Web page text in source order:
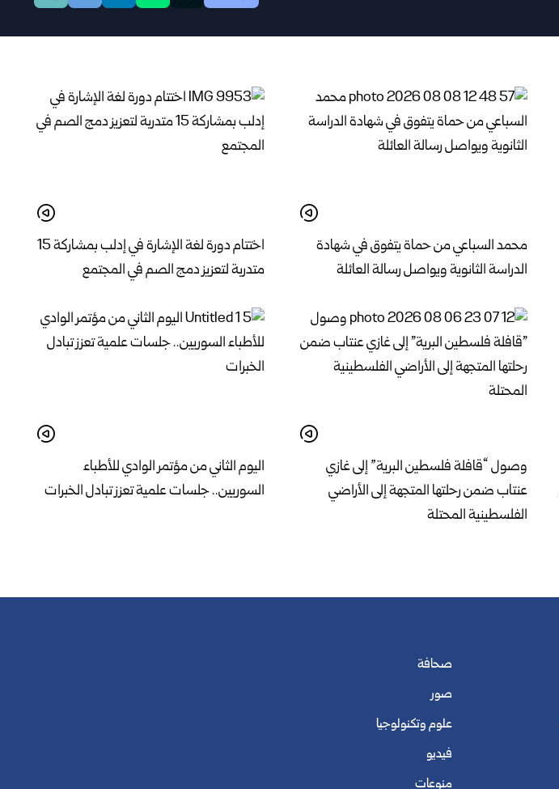
محمد السباعي من حماة يتفوق في شهادة
الدراسة الثانوية ويواصل رسالة العائلة
اختتام دورة لغة الإشارة في إدلب بمشاركة 15
متدربة لتعزيز دمج الصم في المجتمع
وصول “قافلة فلسطين البرية” إلى غازي
عنتاب ضمن رحلتها المتجهة إلى الأراضي
الفلسطينية المحتلة
اليوم الثاني من مؤتمر الوادي للأطباء
السوريين.. جلسات علمية تعزز تبادل الخبرات
صحافة
صور
علوم وتكنولوجيا
فيديو
منوعات